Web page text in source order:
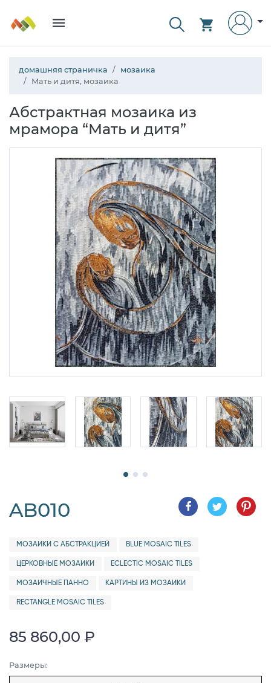
домашняя страничка
мозаика
Мать и дитя, мозаика
Абстрактная мозаика из
мрамора “Мать и дитя”
AB010
МОЗАИКИ С АБСТРАКЦИЕЙ BLUE MOSAIC TILES
ЦЕРКОВНЫЕ МОЗАИКИ ECLECTIC MOSAIC TILES
МОЗАИЧНЫЕ ПАННО КАРТИНЫ ИЗ МОЗАИКИ
RECTANGLE MOSAIC TILES
85 860,00 ₽
Размеры: